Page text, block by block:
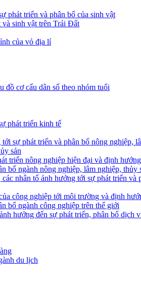
phát triển và phân bổ của sinh vật
và sinh vật trên Trái Đất
của vỏ địa lí
đồ cơ cấu dân số theo nhóm tuổi
phát triển kinh tế
sự phát triển và phân bố nông nghiệp,
sản
triển nông nghiệp hiện đại và định
bố ngành nông nghiệp, lâm nghiệp, thủy
nhân tố ảnh hưởng tới sự phát triển và
công nghiệp tới môi trường và định
bổ ngành công nghiệp trên thế giới
hưởng đến sự phát triển, phân bố dịch
du lịch